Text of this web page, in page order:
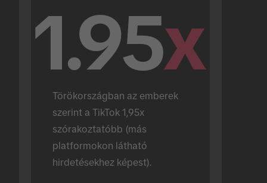
1.95x
Törökországban az emberek
szerint a TikTok 1,95x
szórakoztatóbb (más
platformokon látható
hirdetésekhez képest).